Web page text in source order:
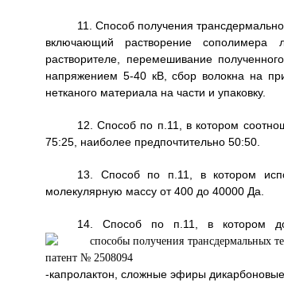
11. Способ получения
включающий растворение сополимера
растворителе, перемешивание
напряжением 5-40 кВ, сбор волокна на
нетканого материала на части и упаковку.
12. Способ по п.11, в котором
75:25, наиболее предпочтительно 50:50.
13. Способ по п.11, в котором
молекулярную массу от 400 до 40000 Да.
14. Способ по п.11, в котором
-капролактон, сложные эфиры дикарбоновые